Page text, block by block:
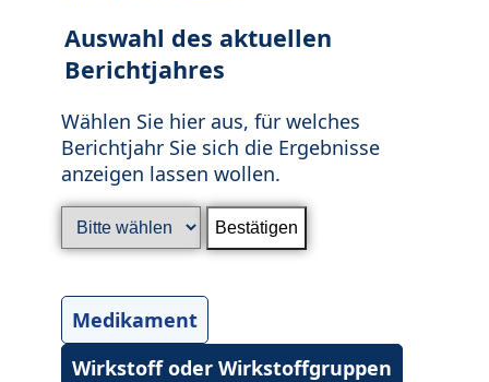
Auswahl des aktuellen
Berichtjahres
Wählen Sie hier aus, für welches
Berichtjahr Sie sich die Ergebnisse
anzeigen lassen wollen.
Medikament
Wirkstoff oder Wirkstoffgruppen